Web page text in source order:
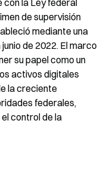
con la Ley federal
de supervisión
mediante una
de 2022. El marco
su papel como un
activos digitales
la creciente
federales,
control de la